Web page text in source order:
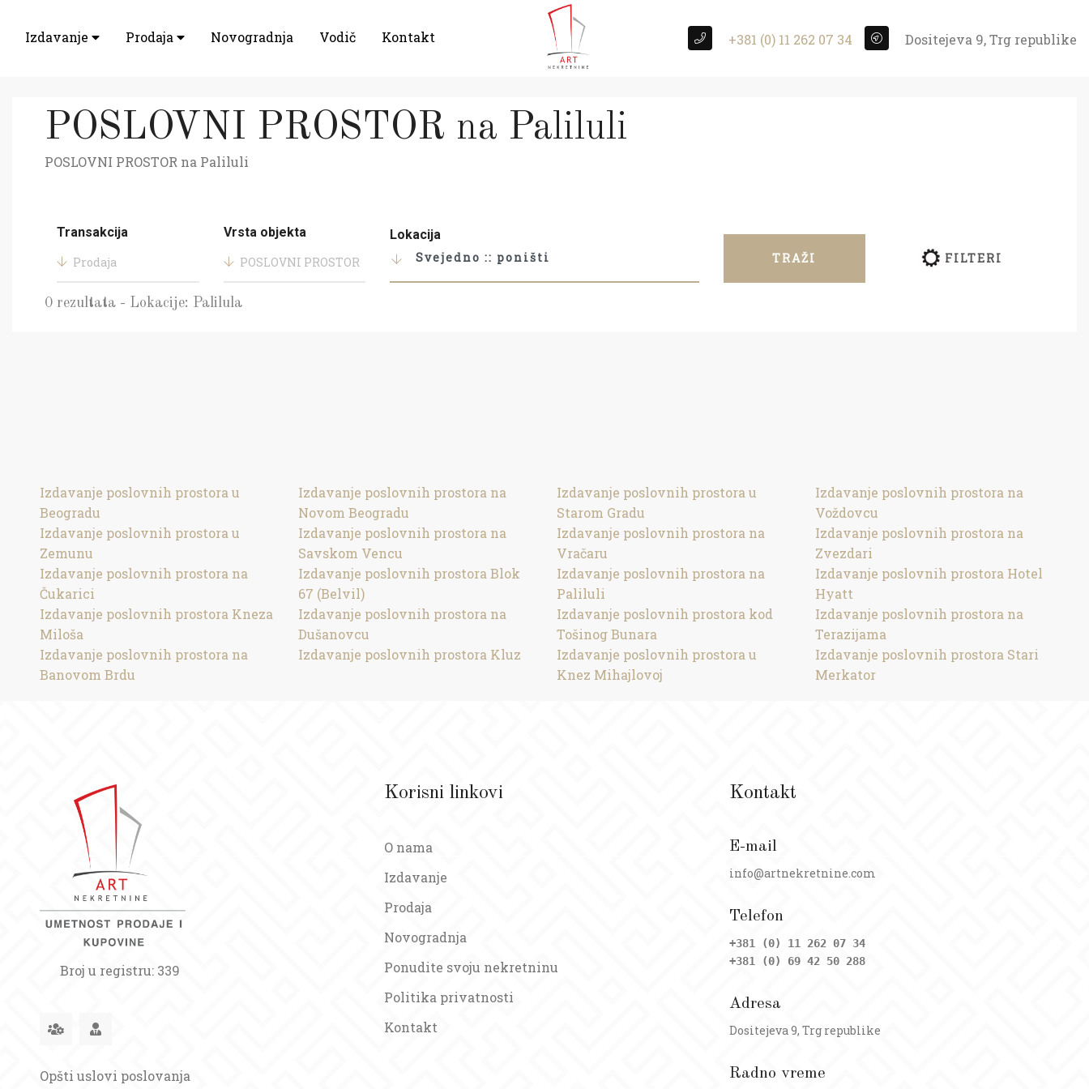
Izdavanje Prodaja Novogradnja Vodič Kontakt +381 (0) 11 262 07 34 Dositejeva 9, Trg republike
POSLOVNI PROSTOR na Paliluli
POSLOVNI PROSTOR na Paliluli
Transakcija
Prodaja
Vrsta objekta
POSLOVNI PROSTOR
Lokacija
Svejedno :: poništi
TRAŽI FILTERI
0 rezultata - Lokacije: Palilula
Izdavanje poslovnih prostora u
Beogradu
Izdavanje poslovnih prostora u
Zemunu
Izdavanje poslovnih prostora na
Čukarici
Izdavanje poslovnih prostora Kneza
Miloša
Izdavanje poslovnih prostora na
Banovom Brdu
Izdavanje poslovnih prostora na
Novom Beogradu
Izdavanje poslovnih prostora na
Savskom Vencu
Izdavanje poslovnih prostora Blok
67 (Belvil)
Izdavanje poslovnih prostora na
Dušanovcu
Izdavanje poslovnih prostora Kluz
Izdavanje poslovnih prostora u
Starom Gradu
Izdavanje poslovnih prostora na
Vračaru
Izdavanje poslovnih prostora na
Paliluli
Izdavanje poslovnih prostora kod
Tošinog Bunara
Izdavanje poslovnih prostora u
Knez Mihajlovoj
Izdavanje poslovnih prostora na
Voždovcu
Izdavanje poslovnih prostora na
Zvezdari
Izdavanje poslovnih prostora Hotel
Hyatt
Izdavanje poslovnih prostora na
Terazijama
Izdavanje poslovnih prostora Stari
Merkator
Broj u registru: 339
Opšti uslovi poslovanja
Korisni linkovi
O nama
Izdavanje
Prodaja
Novogradnja
Ponudite svoju nekretninu
Politika privatnosti
Kontakt
Kontakt
E-mail
info@artnekretnine.com
Telefon
+381 (0) 11 262 07 34
+381 (0) 69 42 50 288
Adresa
Dositejeva 9, Trg republike
Radno vreme